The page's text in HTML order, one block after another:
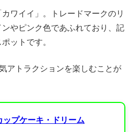
ワイイ」。トレードマークのリ
やピンク色であふれており、記
ットです。
アトラクションを楽しむことが
プケーキ・ドリーム